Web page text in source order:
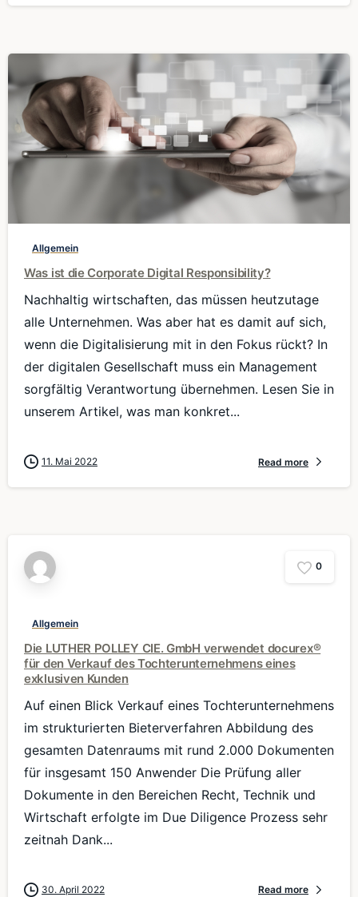
0
Allgemein
Was ist die Corporate Digital Responsibility?
Nachhaltig wirtschaften, das müssen heutzutage
alle Unternehmen. Was aber hat es damit auf sich,
wenn die Digitalisierung mit in den Fokus rückt? In
der digitalen Gesellschaft muss ein Management
sorgfältig Verantwortung übernehmen. Lesen Sie in
unserem Artikel, was man konkret...
11. Mai 2022 Read more
0
Allgemein
Die LUTHER POLLEY CIE. GmbH verwendet docurex®
für den Verkauf des Tochterunternehmens eines
exklusiven Kunden
Auf einen Blick Verkauf eines Tochterunternehmens
im strukturierten Bieterverfahren Abbildung des
gesamten Datenraums mit rund 2.000 Dokumenten
für insgesamt 150 Anwender Die Prüfung aller
Dokumente in den Bereichen Recht, Technik und
Wirtschaft erfolgte im Due Diligence Prozess sehr
zeitnah Dank...
30. April 2022 Read more